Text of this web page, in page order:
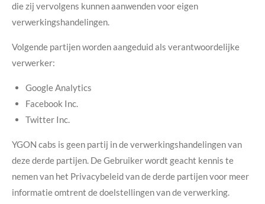
die zij vervolgens kunnen aanwenden voor eigen
verwerkingshandelingen.
Volgende partijen worden aangeduid als verantwoordelijke
verwerker:
Google Analytics
Facebook Inc.
Twitter Inc.
YGON cabs is geen partij in de verwerkingshandelingen van
deze derde partijen. De Gebruiker wordt geacht kennis te
nemen van het Privacybeleid van de derde partijen voor meer
informatie omtrent de doelstellingen van de verwerking.